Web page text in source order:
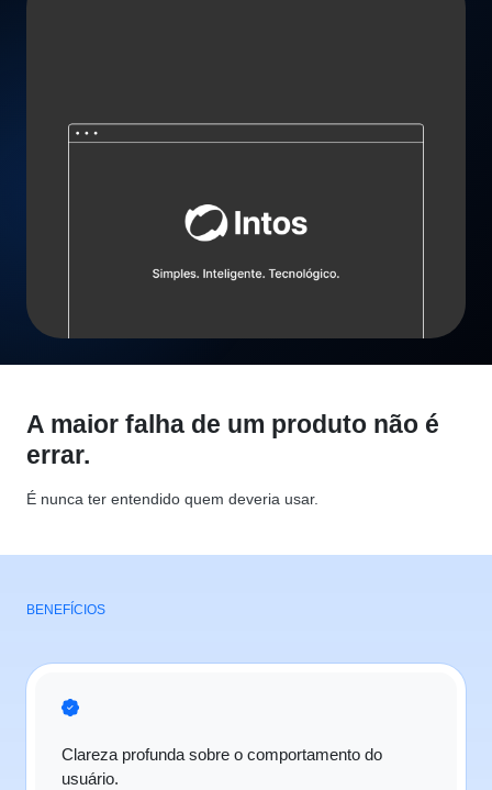
A maior falha de um produto não é
errar.
É nunca ter entendido quem deveria usar.
BENEFÍCIOS
Clareza profunda sobre o comportamento do
usuário.